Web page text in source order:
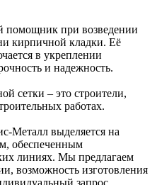
помощник при возведении
кирпичной кладки. Её
в укреплении
и надежность.
сетки – это строители,
работах.
Металл выделяется на
обеспеченным
линиях. Мы предлагаем
возможность изготовления
запрос,